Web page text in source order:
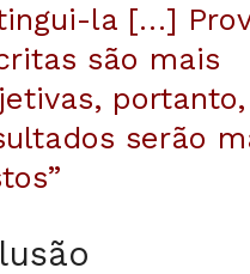
la […]
são mais
serão